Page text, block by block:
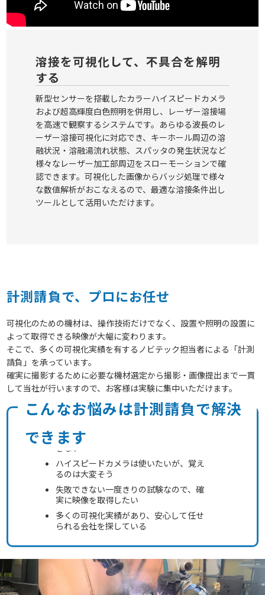
溶接を可視化して、不具合を解明
する
新型センサーを搭載したカラーハイスピードカメラ
および超高輝度白色照明を併用し、レーザー溶接場
を高速で観察するシステムです。あらゆる波長のレ
ーザー溶接可視化に対応でき、キーホール周辺の溶
融状況・溶融湯流れ状態、スパッタの発生状況など
様々なレーザー加工部周辺をスローモーションで確
認できます。可視化した画像からバッジ処理で様々
な数値解析がおこなえるので、最適な溶接条件出し
ツールとして活用いただけます。
計測請負で、プロにお任せ
可視化のための機材は、操作技術だけでなく、設置や照明の設置に
よって取得できる映像が大幅に変わります。
そこで、多くの可視化実績を有するノビテック担当者による「計測
請負」を承っています。
確実に撮影するために必要な機材選定から撮影・画像提出まで一貫
して当社が行いますので、お客様は実験に集中いただけます。
こんなお悩みは計測請負で解決
できます撮影はしたいけど計測スタッフを確保で
きない
ハイスピードカメラは使いたいが、覚え
るのは大変そう
失敗できない一度きりの試験なので、確
実に映像を取得したい
多くの可視化実績があり、安心して任せ
られる会社を探している